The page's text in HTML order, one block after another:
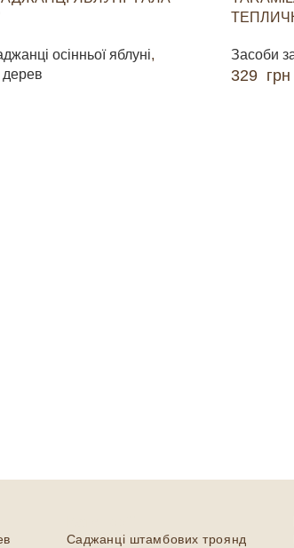
осінньої яблуні,
Засоби
329 грн
Саджанці штамбових троянд